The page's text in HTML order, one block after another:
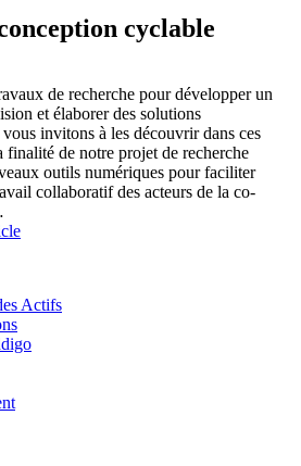
cyclable
de recherche pour développer un
et élaborer des solutions
invitons à les découvrir dans ces
de notre projet de recherche
outils numériques pour faciliter
collaboratif des acteurs de la co-
Actifs